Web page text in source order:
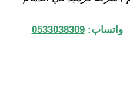
واتساب:0533038309